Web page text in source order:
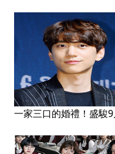
一家三口的婚禮！盛駿